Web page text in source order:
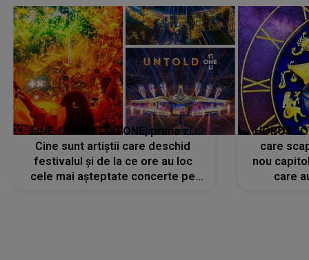
LINE-UP UNTOLD ONE, prima zi.
Cine sunt artiștii care deschid
festivalul și de la ce ore au loc
cele mai așteptate concerte pe
care
nou
care